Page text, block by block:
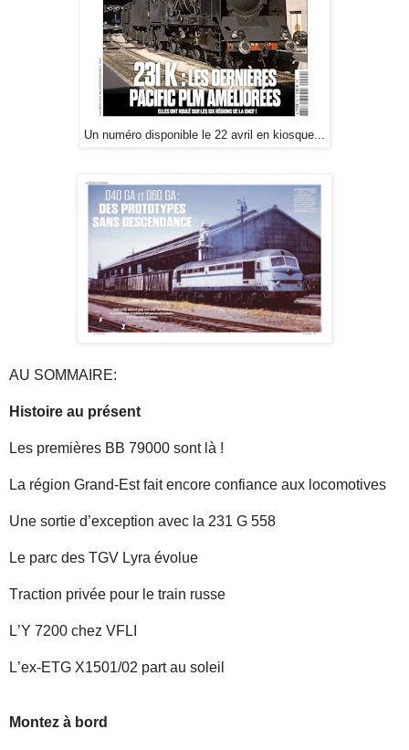
Un numéro disponible le 22 avril en kiosque...
AU SOMMAIRE:
Histoire au présent
Les premières BB 79000 sont là !
La région Grand-Est fait encore confiance aux locomotives
Une sortie d’exception avec la 231 G 558
Le parc des TGV Lyra évolue
Traction privée pour le train russe
L’Y 7200 chez VFLI
L’ex-ETG X1501/02 part au soleil
Montez à bord